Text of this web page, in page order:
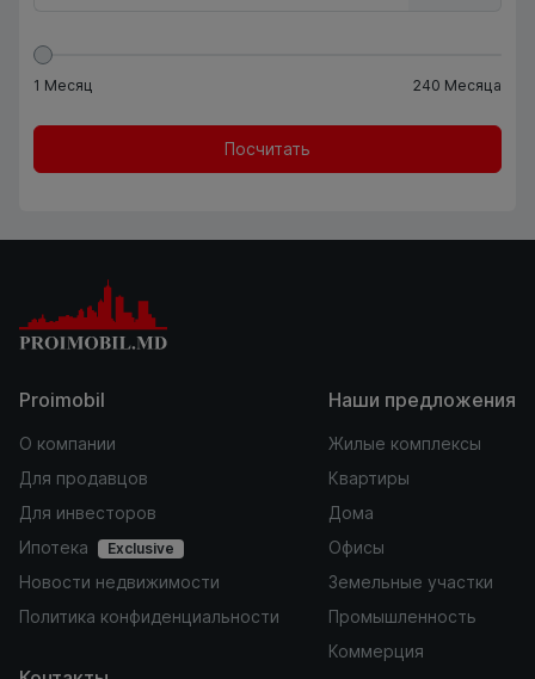
1 Месяц 240 Месяца
Посчитать
Proimobil
О компании
Для продавцов
Для инвесторов
Ипотека
Exclusive
Новости недвижимости
Политика конфиденциальности
Наши предложения
Жилые комплексы
Квартиры
Дома
Офисы
Земельные участки
Промышленность
Коммерция